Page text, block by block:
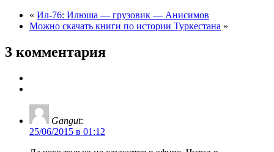
« Ил-76: Илюша — грузовик — Анисимов
Можно скачать книги по истории Туркестана »
3 комментария
Gangut:
25/06/2015 в 01:12